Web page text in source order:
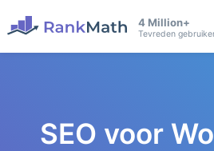
4 Million+
Tevreden
SEO voor